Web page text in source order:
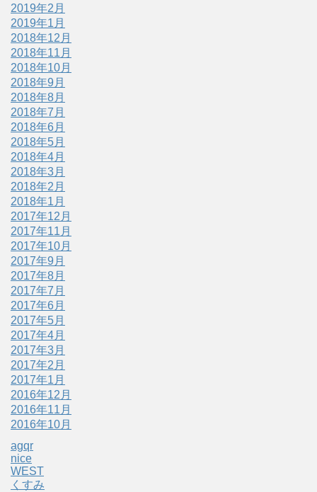
2019年2月
2019年1月
2018年12月
2018年11月
2018年10月
2018年9月
2018年8月
2018年7月
2018年6月
2018年5月
2018年4月
2018年3月
2018年2月
2018年1月
2017年12月
2017年11月
2017年10月
2017年9月
2017年8月
2017年7月
2017年6月
2017年5月
2017年4月
2017年3月
2017年2月
2017年1月
2016年12月
2016年11月
2016年10月
agqr
nice
WEST
くすみ